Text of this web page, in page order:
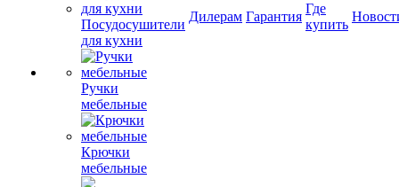
Посудосушители
для кухни
Ручки
мебельные
Крючки
мебельные
Дилерам Гарантия
Где
купить